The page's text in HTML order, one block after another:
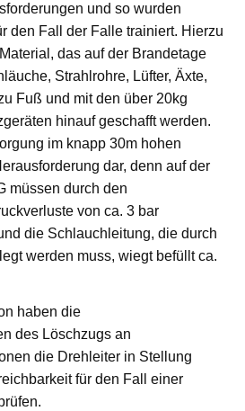
und so wurden
den Fall der Falle trainiert. Hierzu
das auf der Brandetage
Strahlrohre, Lüfter, Äxte,
Fuß und mit den über 20kg
hinauf geschafft werden.
im knapp 30m hohen
dar, denn auf der
müssen durch den
von ca. 3 bar
die Schlauchleitung, die durch
werden muss, wiegt befüllt ca.
haben die
des Löschzugs an
die Drehleiter in Stellung
für den Fall einer